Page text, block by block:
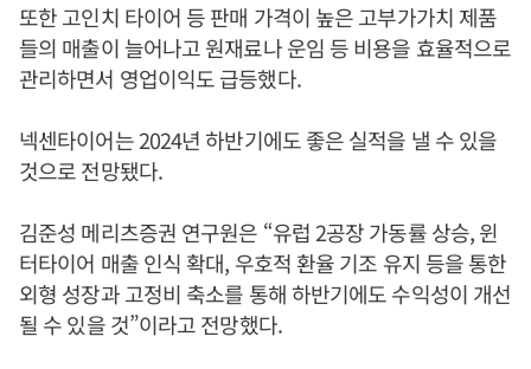
또한 고인치 타이어 등 판매 가격이 높은 고부가가치 제품
들의 매출이 늘어나고 원재료나 운임 등 비용을 효율적으로
관리하면서 영업이익도 급등했다.
넥센타이어는 2024년 하반기에도 좋은 실적을 낼 수 있을
것으로 전망됐다.
김준성 메리츠증권 연구원은 “유럽 2공장 가동률 상승, 윈
터타이어 매출 인식 확대, 우호적 환율 기조 유지 등을 통한
외형 성장과 고정비 축소를 통해 하반기에도 수익성이 개선
될 수 있을 것”이라고 전망했다.